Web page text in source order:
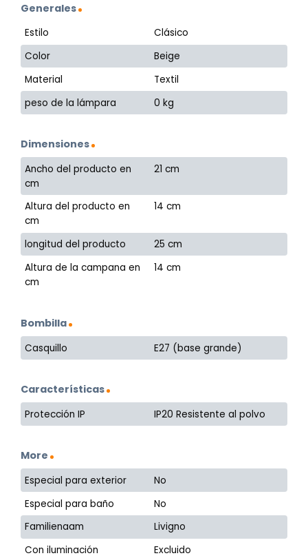
Generales
Estilo
Clásico
Color
Beige
Material
Textil
peso de la lámpara
0 kg
Dimensiones
Ancho del producto en
cm
21 cm
Altura del producto en
cm
14 cm
longitud del producto
25 cm
Altura de la campana en
cm
14 cm
Bombilla
Casquillo E27 (base grande)
Características
Protección IP IP20 Resistente al polvo
More
Especial para exterior
No
Especial para baño
No
Familienaam
Livigno
Con iluminación
Excluido